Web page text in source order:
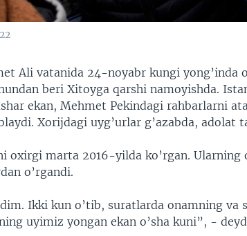
Ali vatanida 24-noyabr kungi yong’inda
beri Xitoyga qarshi namoyishda.
ekan, Mehmet Pekindagi rahbarlarni
Xorijdagi uyg’urlar g’azabda, adolat
oxirgi marta 2016-yilda ko’rgan. Ularning
o’rgandi.
Ikki kun o’tib, suratlarda onamning va
uyimiz yongan ekan o’sha kuni”, -